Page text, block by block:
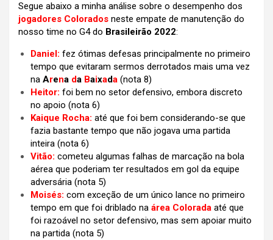
Segue abaixo a minha análise sobre o desempenho dos
jogadores Colorados neste empate de manutenção do
nosso time no G4 do Brasileirão 2022:
Daniel: fez ótimas defesas principalmente no primeiro
tempo que evitaram sermos derrotados mais uma vez
na Arena da Baixada (nota 8)
Heitor: foi bem no setor defensivo, embora discreto
no apoio (nota 6)
Kaique Rocha: até que foi bem considerando-se que
fazia bastante tempo que não jogava uma partida
inteira (nota 6)
Vitão: cometeu algumas falhas de marcação na bola
aérea que poderiam ter resultados em gol da equipe
adversária (nota 5)
Moisés: com exceção de um único lance no primeiro
tempo em que foi driblado na área Colorada até que
foi razoável no setor defensivo, mas sem apoiar muito
na partida (nota 5)